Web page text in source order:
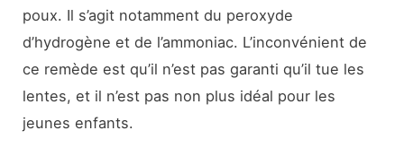
poux. Il s’agit notamment du peroxyde
d’hydrogène et de l’ammoniac. L’inconvénient de
ce remède est qu’il n’est pas garanti qu’il tue les
lentes, et il n’est pas non plus idéal pour les
jeunes enfants.